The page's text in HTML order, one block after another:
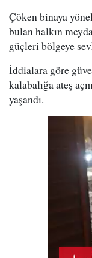
Çöken binaya
bulan halkın
güçleri bölgeye
İddialara göre
kalabalığa ateş
yaşandı.